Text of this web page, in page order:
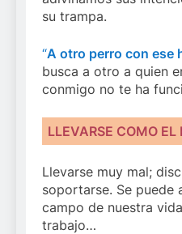
su trampa.
“A otro perro con ese
busca a otro a quien
conmigo no te ha
LLEVARSE COMO EL
Llevarse muy mal;
soportarse. Se puede
campo de nuestra
trabajo…